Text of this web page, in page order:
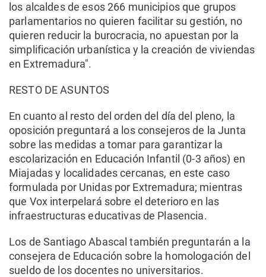
los alcaldes de esos 266 municipios que grupos
parlamentarios no quieren facilitar su gestión, no
quieren reducir la burocracia, no apuestan por la
simplificación urbanística y la creación de viviendas
en Extremadura".
RESTO DE ASUNTOS
En cuanto al resto del orden del día del pleno, la
oposición preguntará a los consejeros de la Junta
sobre las medidas a tomar para garantizar la
escolarización en Educación Infantil (0-3 años) en
Miajadas y localidades cercanas, en este caso
formulada por Unidas por Extremadura; mientras
que Vox interpelará sobre el deterioro en las
infraestructuras educativas de Plasencia.
Los de Santiago Abascal también preguntarán a la
consejera de Educación sobre la homologación del
sueldo de los docentes no universitarios.